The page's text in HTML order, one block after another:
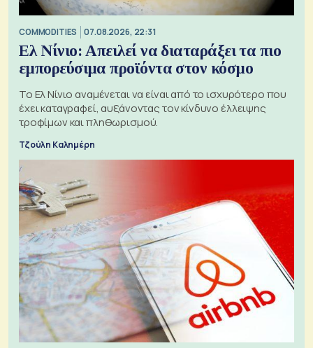
COMMODITIES 07.08.2026, 22:31
Ελ Νίνιο: Απειλεί να διαταράξει τα πιο
εμπορεύσιμα προϊόντα στον κόσμο
Το Ελ Νίνιο αναμένεται να είναι από το ισχυρότερο που
έχει καταγραφεί, αυξάνοντας τον κίνδυνο έλλειψης
τροφίμων και πληθωρισμού.
Τζούλη Καλημέρη